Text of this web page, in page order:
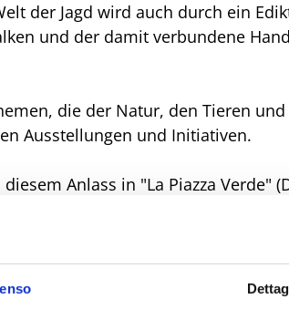
der Jagd wird auch durch ein
und der damit verbundene
die der Natur, den Tieren
Ausstellungen und Initiativen.
Anlass in "La Piazza Verde"
mit Pflanzen und Blumen bedeckt
Auf dem "Mercato della Salute"
werden natürliche und